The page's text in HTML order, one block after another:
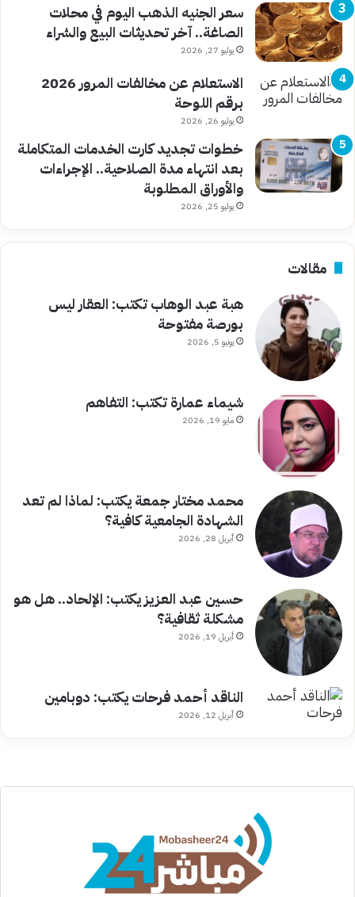
سعر الجنيه الذهب اليوم في محلات
الصاغة.. آخر تحديثات البيع والشراء
يوليو 27, 2026
الاستعلام عن مخالفات المرور 2026
برقم اللوحة
يوليو 26, 2026
خطوات تجديد كارت الخدمات المتكاملة
بعد انتهاء مدة الصلاحية.. الإجراءات
والأوراق المطلوبة
يوليو 25, 2026
مقالات
هبة عبد الوهاب تكتب: العقار ليس
بورصة مفتوحة
يونيو 5, 2026
شيماء عمارة تكتب: التفاهم
مايو 19, 2026
محمد مختار جمعة يكتب: لماذا لم تعد
الشهادة الجامعية كافية؟
أبريل 28, 2026
حسين عبد العزيز يكتب: الإلحاد.. هل هو
مشكلة ثقافية؟
أبريل 19, 2026
الناقد أحمد فرحات يكتب: دوبامين
أبريل 12, 2026